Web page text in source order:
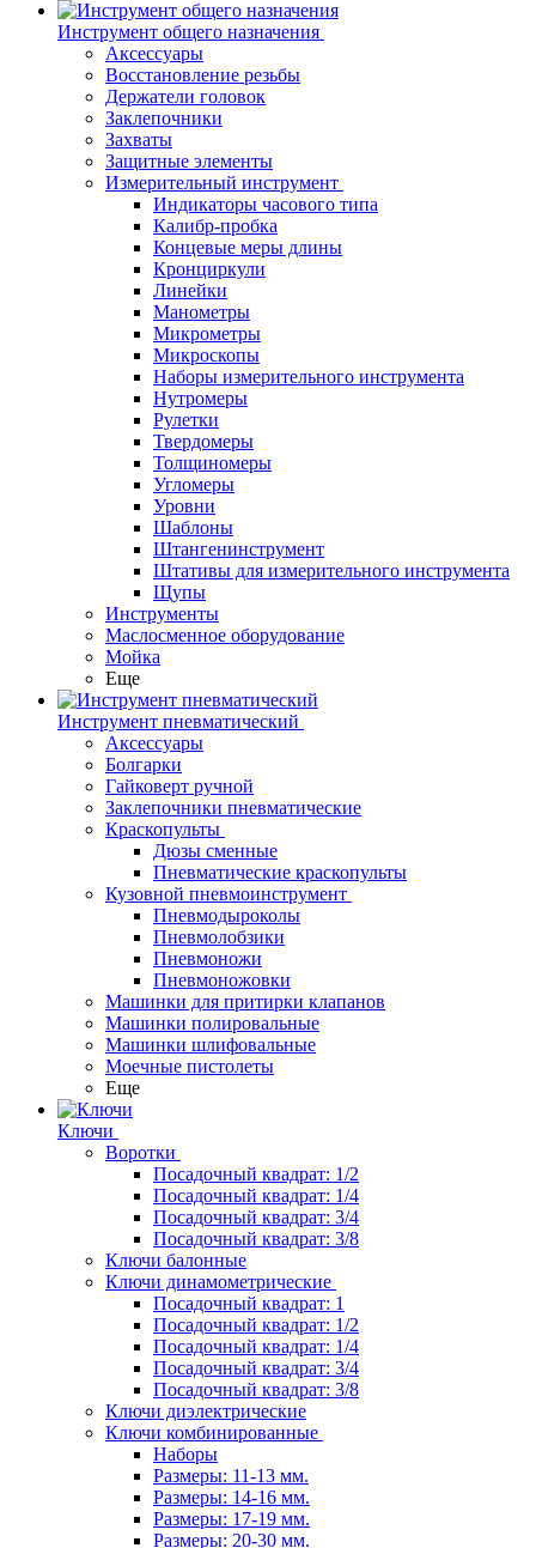
Инструмент общего назначения
Аксессуары
Восстановление резьбы
Держатели головок
Заклепочники
Захваты
Защитные элементы
Измерительный инструмент
Индикаторы часового типа
Калибр-пробка
Концевые меры длины
Кронциркули
Линейки
Манометры
Микрометры
Микроскопы
Наборы измерительного инструмента
Нутромеры
Рулетки
Твердомеры
Толщиномеры
Угломеры
Уровни
Шаблоны
Штангенинструмент
Штативы для измерительного инструмента
Щупы
Инструменты
Маслосменное оборудование
Мойка
Еще
Инструмент пневматический
Аксессуары
Болгарки
Гайковерт ручной
Заклепочники пневматические
Краскопульты
Дюзы сменные
Пневматические краскопульты
Кузовной пневмоинструмент
Пневмодыроколы
Пневмолобзики
Пневмоножи
Пневмоножовки
Машинки для притирки клапанов
Машинки полировальные
Машинки шлифовальные
Моечные пистолеты
Еще
Ключи
Воротки
Посадочный квадрат: 1/2
Посадочный квадрат: 1/4
Посадочный квадрат: 3/4
Посадочный квадрат: 3/8
Ключи балонные
Ключи динамометрические
Посадочный квадрат: 1
Посадочный квадрат: 1/2
Посадочный квадрат: 1/4
Посадочный квадрат: 3/4
Посадочный квадрат: 3/8
Ключи диэлектрические
Ключи комбинированные
Наборы
Размеры: 11-13 мм.
Размеры: 14-16 мм.
Размеры: 17-19 мм.
Размеры: 20-30 мм.